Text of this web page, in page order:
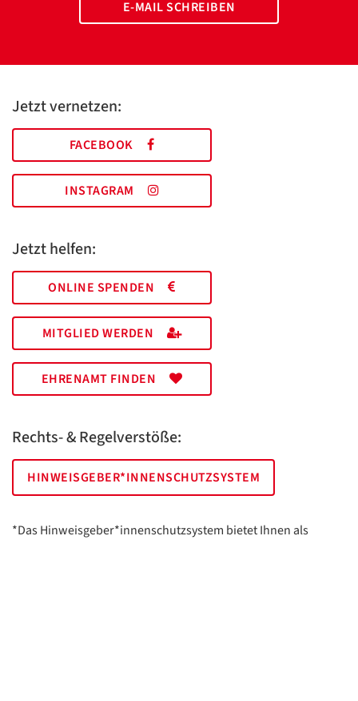
E-MAIL SCHREIBEN
Jetzt vernetzen:
FACEBOOK
INSTAGRAM
Jetzt helfen:
ONLINE SPENDEN
MITGLIED WERDEN
EHRENAMT FINDEN
Rechts- & Regelverstöße:
HINWEISGEBER*INNENSCHUTZSYSTEM
*Das Hinweisgeber*innenschutzsystem bietet Ihnen als